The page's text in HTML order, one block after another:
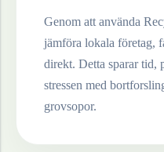
Genom att använda
jämföra lokala företag,
direkt. Detta sparar tid,
stressen med
grovsopor.